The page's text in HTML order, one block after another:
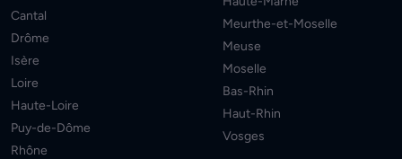
Cantal
Drôme
Isère
Loire
Haute-Loire
Puy-de-Dôme
Rhône
Meurthe-et-Moselle
Meuse
Moselle
Bas-Rhin
Haut-Rhin
Vosges